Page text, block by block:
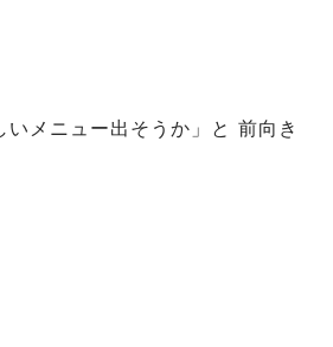
いメニュー出そうか」と 前向き